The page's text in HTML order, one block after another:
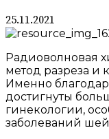
25.11.2021
Радиоволновая
метод разреза и
Именно
достигнуты
гинекологии,
заболеваний